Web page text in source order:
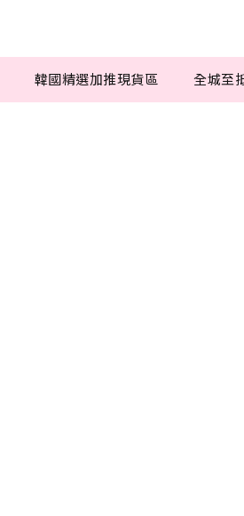
韓國精選加推現貨區 全城至